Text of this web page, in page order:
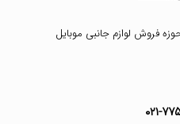
فروش لوازم جانبی موبایل